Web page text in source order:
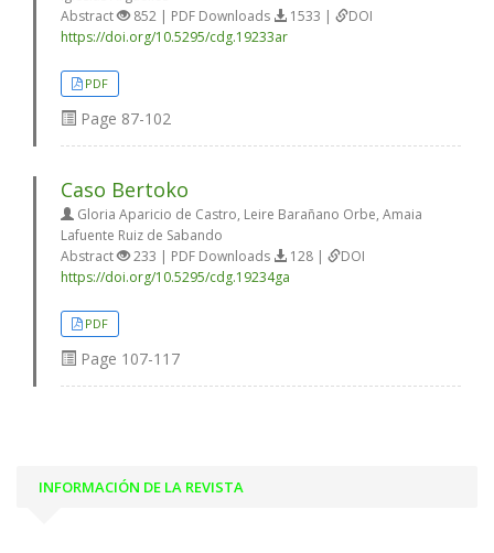
Abstract
852 | PDF Downloads 1533 |
DOI
https://doi.org/10.5295/cdg.19233ar
PDF
Page 87-102
Caso Bertoko
Gloria Aparicio de Castro, Leire Barañano Orbe, Amaia
Lafuente Ruiz de Sabando
Abstract
233 | PDF Downloads 128 |
DOI
https://doi.org/10.5295/cdg.19234ga
PDF
Page 107-117
INFORMACIÓN DE LA REVISTA